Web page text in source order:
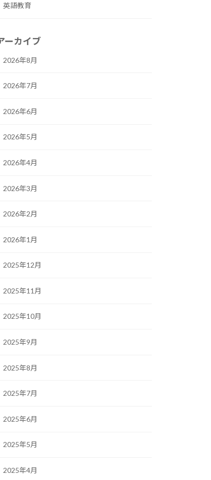
英語教育
ーカイブ
2026年8月
2026年7月
2026年6月
2026年5月
2026年4月
2026年3月
2026年2月
2026年1月
2025年12月
2025年11月
2025年10月
2025年9月
2025年8月
2025年7月
2025年6月
2025年5月
2025年4月